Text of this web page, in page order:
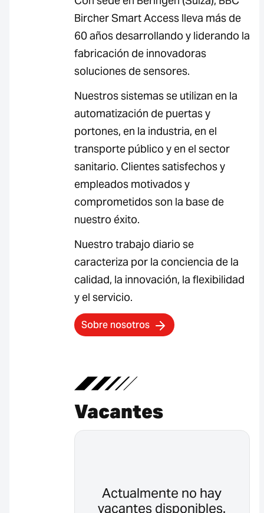
Bircher Smart Access lleva más de
60 años desarrollando y liderando la
fabricación de innovadoras
soluciones de sensores.
Nuestros sistemas se utilizan en la
automatización de puertas y
portones, en la industria, en el
transporte público y en el sector
sanitario. Clientes satisfechos y
empleados motivados y
comprometidos son la base de
nuestro éxito.
Nuestro trabajo diario se
caracteriza por la conciencia de la
calidad, la innovación, la flexibilidad
y el servicio.
Sobre nosotros
Vacantes
Actualmente no hay
vacantes disponibles.